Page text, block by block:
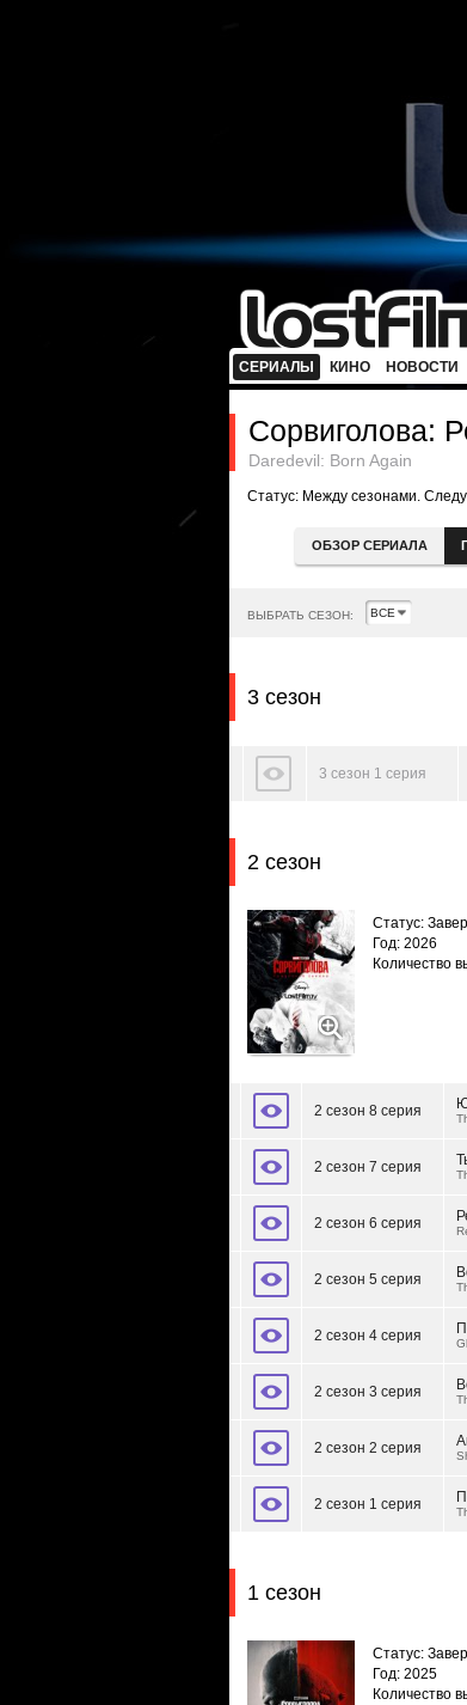
СЕРИАЛЫ КИНО НОВОСТИ
Сорвиголова:
Daredevil: Born Again
Статус: Между сезонами.
ОБЗОР СЕРИАЛА
ВЫБРАТЬ СЕЗОН:
3 сезон
3 сезон 1 серия
2 сезон
Статус:
Год: 2026
Количество
2 сезон 8 серия
2 сезон 7 серия
2 сезон 6 серия
2 сезон 5 серия
2 сезон 4 серия
2 сезон 3 серия
2 сезон 2 серия
2 сезон 1 серия
1 сезон
Статус:
Год: 2025
Количество